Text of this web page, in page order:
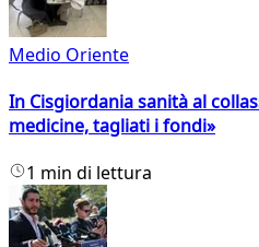
Medio Oriente
In Cisgiordania sanità al
medicine, tagliati i fondi»
1 min di lettura